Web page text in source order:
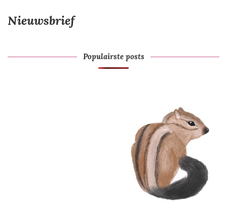
Nieuwsbrief
Populairste posts